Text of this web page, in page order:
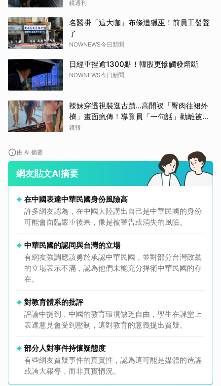
鬧鐘響才停
鏡週刊
名醫掛「這大咖」布條遭獵巫！前員工發聲
了
NOWNEWS今日新聞
日經重挫逾1300點！韓股更慘觸發熔斷
NOWNEWS今日新聞
辣妹穿透視裝逛古蹟…高開衩「臀肉往裙外
擠」畫面瘋傳！導覽員「一句話」勸離被狂
讚
鏡報
由 AI 摘要
網友貼文AI摘要
在中國表達中華民國身份風險高
許多網友認為，在中國大陸講出自己是中華民國的身份
可能會面臨嚴重後果，像是被警告或消失的風險。
中華民國的認同與台灣的立場
有網友強調應該勇於承認中華民國，並對部分台灣政黨
的立場表示不滿，認為他們未能充分捍衛中華民國的存
在。
對教育體系的批評
評論中提到，中國的教育環境缺乏自由，學生在課堂上
表達意見會受到壓制，這對教育的意義提出質疑。
部分人對事件持懷疑態度
有些網友質疑事件的真實性，認為這可能是媒體的造謠
或誇大報導，而非真實情況。